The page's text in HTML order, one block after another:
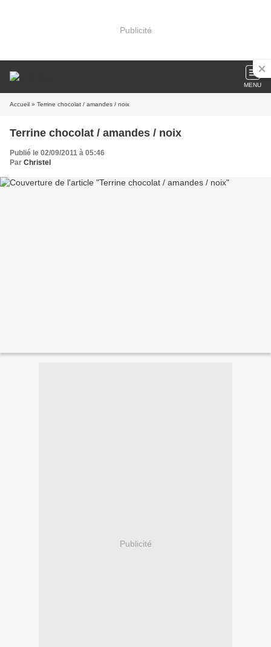
Publicité
MENU
Accueil » Terrine chocolat / amandes / noix
Terrine chocolat / amandes / noix
Publié le 02/09/2011 à 05:46
Par Christel
Publicité